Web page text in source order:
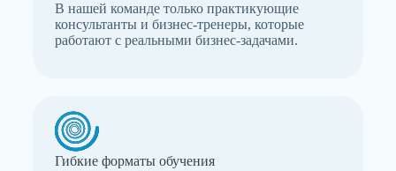
В нашей команде только практикующие
консультанты и бизнес-тренеры, которые
работают с реальными бизнес-задачами.
Гибкие форматы обучения